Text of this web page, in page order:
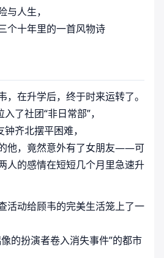
人生，
个十年里的一首风物诗
，在升学后，终于时来运转了。
了社团“非日常部”，
齐北摆平困难，
他，竟然意外有了女朋友——可
人的感情在短短几个月里急速升
活动给顾韦的完美生活笼上了一
的扮演者卷入消失事件”的都市